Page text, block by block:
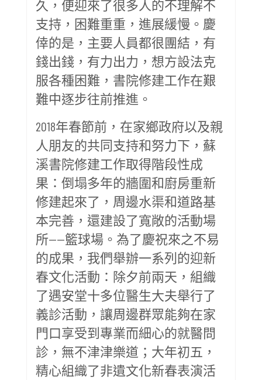
久，便迎來了很多人的不理解不
支持，困難重重，進展緩慢。慶
倖的是，主要人員都很團結，有
錢出錢，有力出力，想方設法克
服各種困難，書院修建工作在艱
難中逐步往前推進。
2018年春節前，在家鄉政府以及親
人朋友的共同支持和努力下，蘇
溪書院修建工作取得階段性成
果：倒塌多年的牆圍和廚房重新
修建起來了，周邊水渠和道路基
本完善，還建設了寬敞的活動場
所——籃球場。為了慶祝來之不易
的成果，我們舉辦一系列的迎新
春文化活動：除夕前兩天，組織
了遇安堂十多位醫生大夫舉行了
義診活動，讓周邊群眾能夠在家
門口享受到專業而細心的就醫問
診，無不津津樂道；大年初五，
精心組織了非遺文化新春表演活